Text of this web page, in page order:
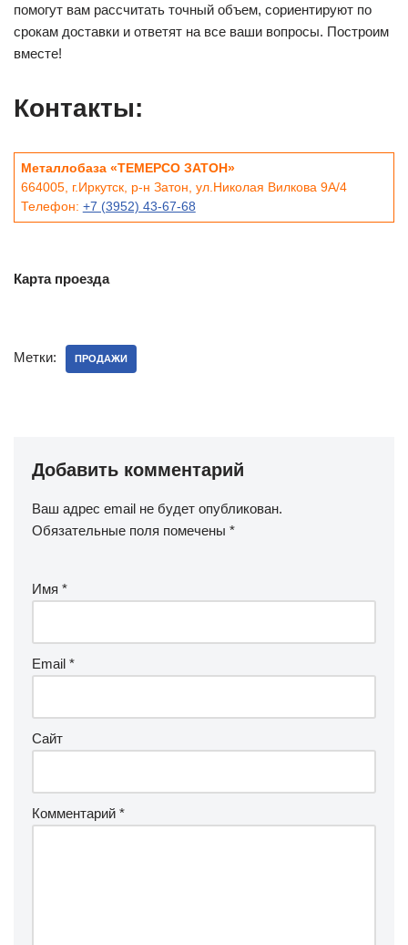
помогут вам рассчитать точный объем, сориентируют по
срокам доставки и ответят на все ваши вопросы. Построим
вместе!
Контакты:
Металлобаза «ТЕМЕРСО ЗАТОН»
664005, г.Иркутск, р-н Затон, ул.Николая Вилкова 9А/4
Телефон: +7 (3952) 43-67-68
Карта проезда
Метки: ПРОДАЖИ
Добавить комментарий
Ваш адрес email не будет опубликован.
Обязательные поля помечены *
Имя *
Email *
Сайт
Комментарий *